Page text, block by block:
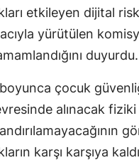
etkileyen dijital
yürütülen
duyurdu.
çocuk
alınacak fiziki
karşı karşıya